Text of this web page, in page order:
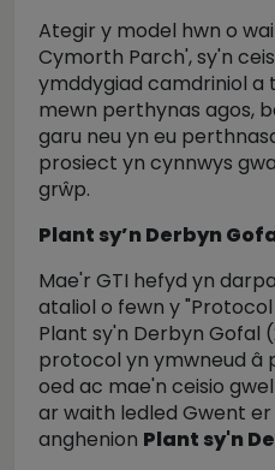
Ategir y model hwn o
Cymorth Parch', sy'n
ymddygiad camdriniol a
mewn perthynas agos,
garu neu yn eu
prosiect yn cynnwys
grŵp.
Plant sy’n Derbyn
Mae'r GTI hefyd yn
ataliol o fewn y
Plant sy'n Derbyn Gofal
protocol yn ymwneud â
oed ac mae'n ceisio
ar waith ledled Gwent
anghenion Plant sy'n